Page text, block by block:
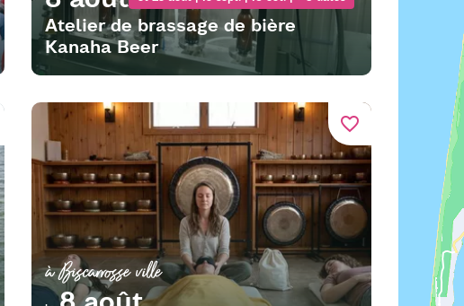
Atelier de brassage de bière
Kanaha Beer
favorite_border
à Biscarrosse ville